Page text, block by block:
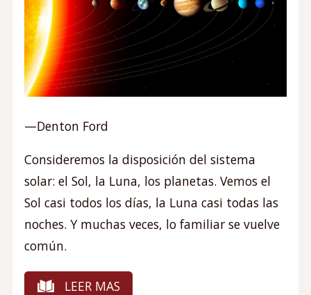
—Denton Ford
Consideremos la disposición del sistema
solar: el Sol, la Luna, los planetas. Vemos el
Sol casi todos los días, la Luna casi todas las
noches. Y muchas veces, lo familiar se vuelve
común.
LEER MAS